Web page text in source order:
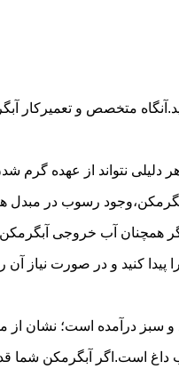
متخصص و تعمیرکار
نتواند از عهده گرم
رسوب در
همچنان آب خروجی آبگرمکن
کنید و در صورت نیاز آن
و سبز درآمده است؛
است.اگر آبگرمکن شما